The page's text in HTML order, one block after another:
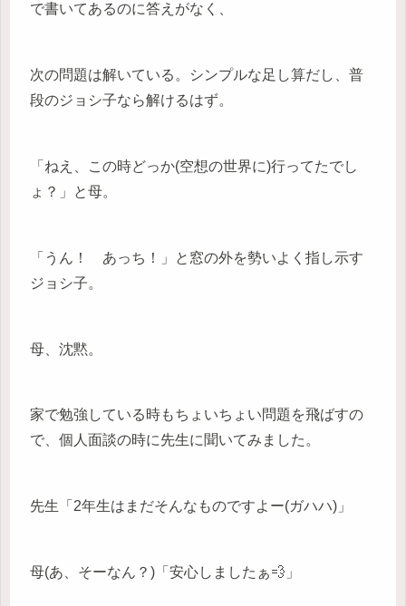
で書いてあるのに答えがなく、
次の問題は解いている。シンプルな足し算だし、普
段のジョシ子なら解けるはず。
「ねえ、この時どっか(空想の世界に)行ってたでし
ょ？」と母。
「うん！ あっち！」と窓の外を勢いよく指し示す
ジョシ子。
母、沈黙。
家で勉強している時もちょいちょい問題を飛ばすの
で、個人面談の時に先生に聞いてみました。
先生「2年生はまだそんなものですよー(ガハハ)」
母(あ、そーなん？)「安心しましたぁ💨」